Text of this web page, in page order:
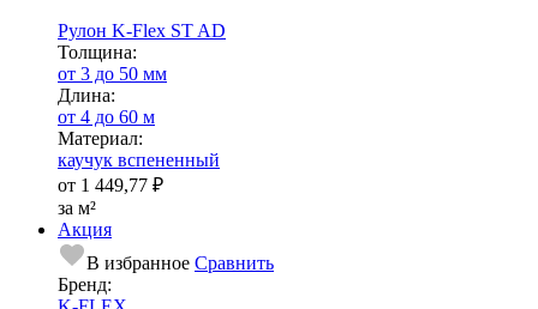
Рулон K-Flex ST AD
Тол­щи­на:
от 3 до 50 мм
Длина:
от 4 до 60 м
Ма­­те­­ри­­ал:
каучук вспененный
от 1 449,77 ₽
за м²
Акция
В избранное Сравнить
Бренд: